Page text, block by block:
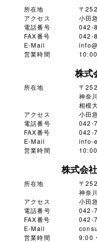
所在地
〒
アクセス
小田
電話番号
042-
FAX番号
042-
E-Mail
営業時間
株式
所在地
〒
神奈
相模
アクセス
小田
電話番号
042-
FAX番号
042-
E-Mail
info-
営業時間
株式会
所在地
〒
神奈
アクセス
小田
電話番号
042-
FAX番号
042-
E-Mail
営業時間
9:00